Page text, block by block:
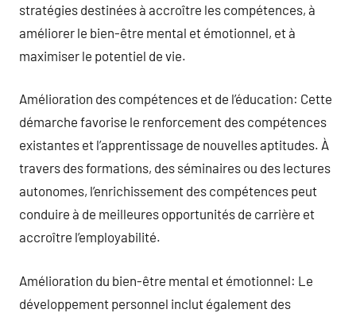
stratégies destinées à accroître les compétences, à
améliorer le bien-être mental et émotionnel, et à
maximiser le potentiel de vie.
Amélioration des compétences et de l’éducation: Cette
démarche favorise le renforcement des compétences
existantes et l’apprentissage de nouvelles aptitudes. À
travers des formations, des séminaires ou des lectures
autonomes, l’enrichissement des compétences peut
conduire à de meilleures opportunités de carrière et
accroître l’employabilité.
Amélioration du bien-être mental et émotionnel: Le
développement personnel inclut également des